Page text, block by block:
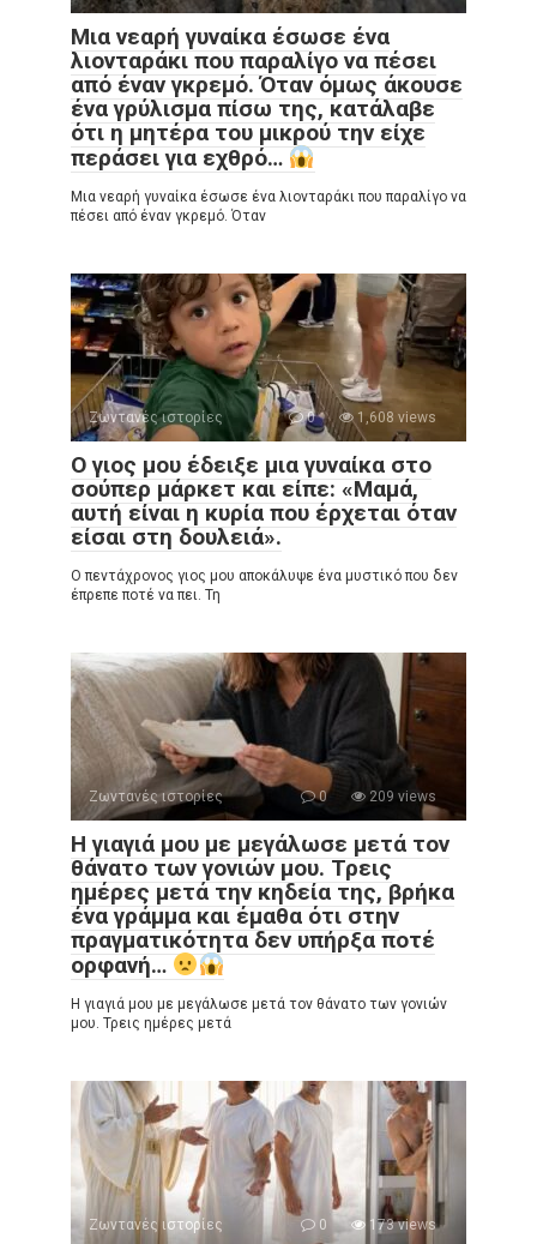
Μια νεαρή γυναίκα έσωσε ένα
λιονταράκι που παραλίγο να πέσει
από έναν γκρεμό. Όταν όμως άκουσε
ένα γρύλισμα πίσω της, κατάλαβε
ότι η μητέρα του μικρού την είχε
περάσει για εχθρό…
Μια νεαρή γυναίκα έσωσε ένα λιονταράκι που παραλίγο να
πέσει από έναν γκρεμό. Όταν
Ζωντανές ιστορίες 0 1,608 views
Ο γιος μου έδειξε μια γυναίκα στο
σούπερ μάρκετ και είπε: «Μαμά,
αυτή είναι η κυρία που έρχεται όταν
είσαι στη δουλειά».
Ο πεντάχρονος γιος μου αποκάλυψε ένα μυστικό που δεν
έπρεπε ποτέ να πει. Τη
Ζωντανές ιστορίες 0 209 views
Η γιαγιά μου με μεγάλωσε μετά τον
θάνατο των γονιών μου. Τρεις
ημέρες μετά την κηδεία της, βρήκα
ένα γράμμα και έμαθα ότι στην
πραγματικότητα δεν υπήρξα ποτέ
ορφανή…
Η γιαγιά μου με μεγάλωσε μετά τον θάνατο των γονιών
μου. Τρεις ημέρες μετά
Ζωντανές ιστορίες 0 173 views